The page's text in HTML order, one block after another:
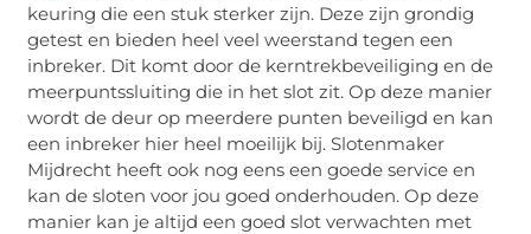
keuring die een stuk sterker zijn. Deze zijn grondig
getest en bieden heel veel weerstand tegen een
inbreker. Dit komt door de kerntrekbeveiliging en de
meerpuntssluiting die in het slot zit. Op deze manier
wordt de deur op meerdere punten beveiligd en kan
een inbreker hier heel moeilijk bij. Slotenmaker
Mijdrecht heeft ook nog eens een goede service en
kan de sloten voor jou goed onderhouden. Op deze
manier kan je altijd een goed slot verwachten met